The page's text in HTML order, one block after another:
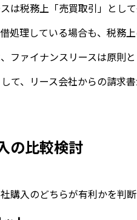
は税務上「売買取引」とし
処理している場合も、税務
ファイナンスリースは原則
て、リース会社からの請求
の比較検討
購入のどちらが有利かを判